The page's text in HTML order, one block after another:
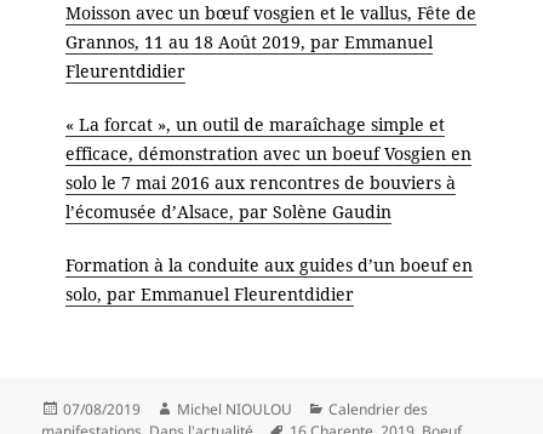
Moisson avec un bœuf vosgien et le vallus, Fête de
Grannos, 11 au 18 Août 2019, par Emmanuel
Fleurentdidier
« La forcat », un outil de maraîchage simple et
efficace, démonstration avec un boeuf Vosgien en
solo le 7 mai 2016 aux rencontres de bouviers à
l’écomusée d’Alsace, par Solène Gaudin
Formation à la conduite aux guides d’un boeuf en
solo, par Emmanuel Fleurentdidier
Publié
07/08/2019 Auteur
Michel NIOULOU Catégories
Calendrier des